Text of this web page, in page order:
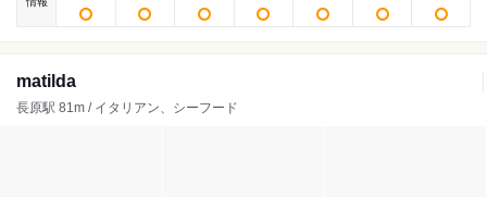
matilda
長原駅 81m / イタリアン、シーフード